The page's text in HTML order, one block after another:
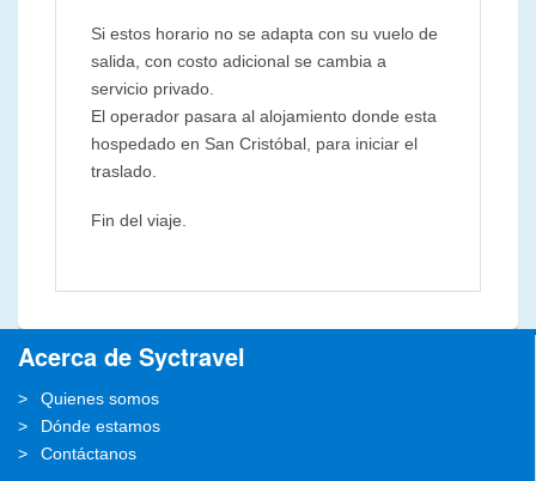
Si estos horario no se adapta con su vuelo de
salida, con costo adicional se cambia a
servicio privado.
El operador pasara al alojamiento donde esta
hospedado en San Cristóbal, para iniciar el
traslado.
Fin del viaje.
Acerca de Syctravel
Quienes somos
Dónde estamos
Contáctanos